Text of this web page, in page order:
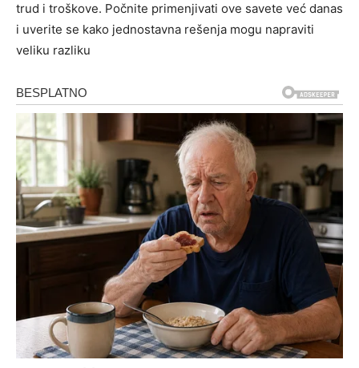
trud i troškove. Počnite primenjivati ove savete već danas
i uverite se kako jednostavna rešenja mogu napraviti
veliku razliku